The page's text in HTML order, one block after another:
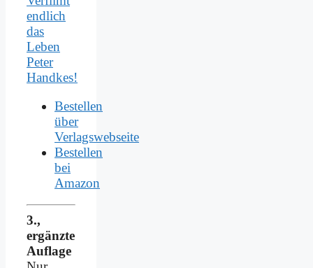
endlich
das
Leben
Peter
Handkes!
Bestellen
über
Verlagswebseite
Bestellen
bei
Amazon
3.,
ergänzte
Auflage